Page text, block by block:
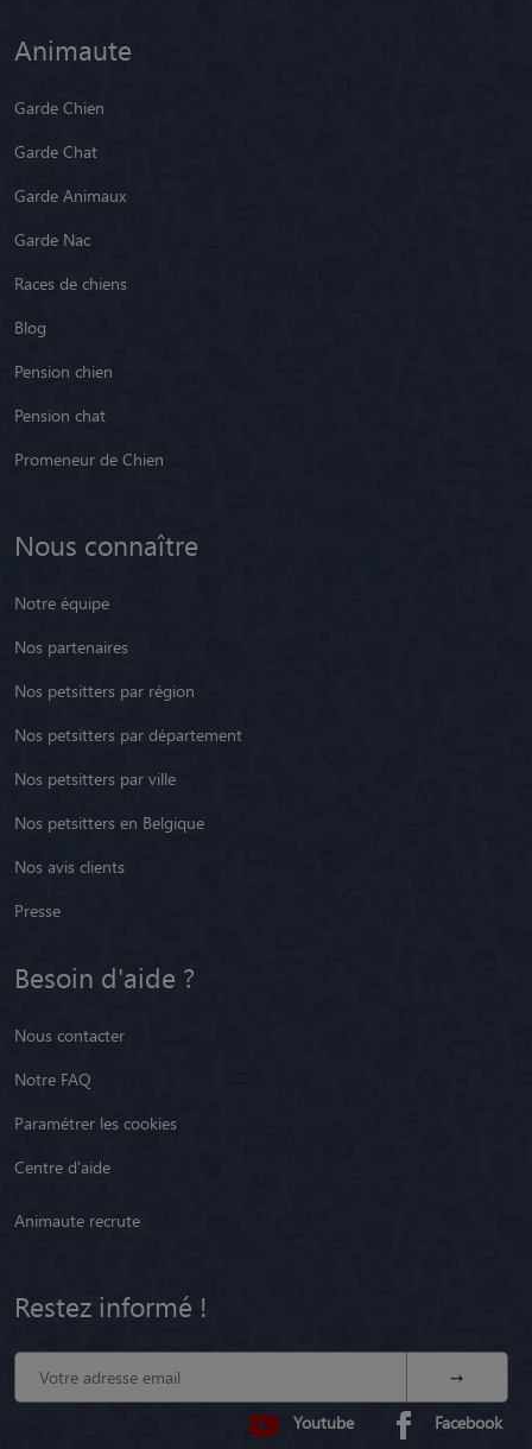
Animaute
Garde Chien
Garde Chat
Garde Animaux
Garde Nac
Races de chiens
Blog
Pension chien
Pension chat
Promeneur de Chien
Nous connaître
Notre équipe
Nos partenaires
Nos petsitters par région
Nos petsitters par département
Nos petsitters par ville
Nos petsitters en Belgique
Nos avis clients
Presse
Besoin d'aide ?
Nous contacter
Notre FAQ
Paramétrer les cookies
Centre d'aide
Animaute recrute
Restez informé !
Youtube Facebook